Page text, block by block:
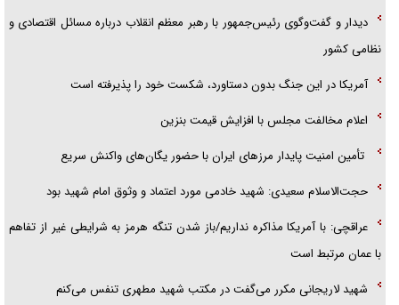
دیدار و گفت‌وگوی رئیس‌جمهور با رهبر معظم انقلاب درباره مسائل اقتصادی و
نظامی کشور
آمریکا در این جنگ بدون دستاورد، شکست خود را پذیرفته است
اعلام مخالفت مجلس با افزایش قیمت بنزین
تأمین امنیت پایدار مرزهای ایران با حضور یگان‌های واکنش سریع
حجت‌الاسلام سعیدی: شهید خادمی مورد اعتماد و وثوق امام شهید بود
عراقچی: با آمریکا مذاکره نداریم/باز شدن تنگه هرمز به شرایطی غیر از تفاهم
با عمان مرتبط است
شهید لاریجانی مکرر می‌گفت در مکتب شهید مطهری تنفس می‌کنم